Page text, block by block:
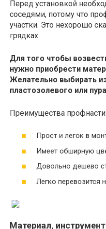
Перед установкой
соседями, потому что
участки. Это нехорошо
грядках.
Для того чтобы
нужно приобрести
Желательно выбирать
пластозолевого или
Преимущества
Прост и легок в
Имеет обширную
Довольно дешево
Легко перевозится
Материал,